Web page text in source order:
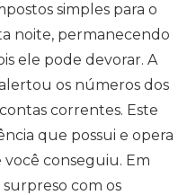
simples para o
noite, permanecendo
ele pode devorar. A
os números dos
correntes. Este
que possui e opera
conseguiu. Em
com os